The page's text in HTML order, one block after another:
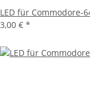
LED für Commodore-
3,00 € *